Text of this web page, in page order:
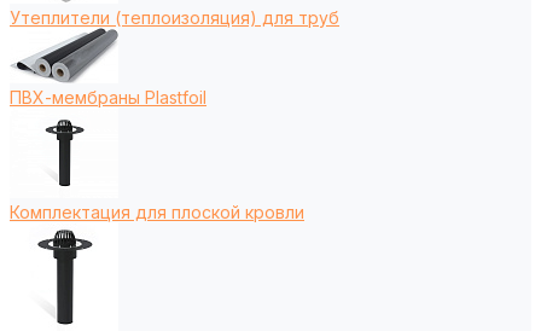
Утеплители (теплоизоляция) для труб
ПВХ-мембраны Plastfoil
Комплектация для плоской кровли